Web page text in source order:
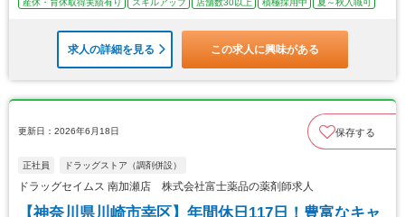
産休・育休取得実績有り
スキルアップ 店舗数30以上 積極採用中 夏～秋入職可
求人の詳細を見る この求人に興味がある
更新日：2026年6月18日 保存する
正社員 ドラッグストア（調剤併設）
ドラッグセイムス 南加瀬店 株式会社富士薬品の薬剤師求人
【神奈川県川崎市幸区】年間休日117日！豊富なキャ